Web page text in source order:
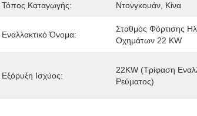
Τόπος Καταγωγής: Ντονγκουάν, Κίνα
Εναλλακτικό Όνομα:
Σταθμός Φόρτισης
Οχημάτων 22 KW
Εξόρυξη Ισχύος:
22KW (τρίφαση
Ρεύματος)